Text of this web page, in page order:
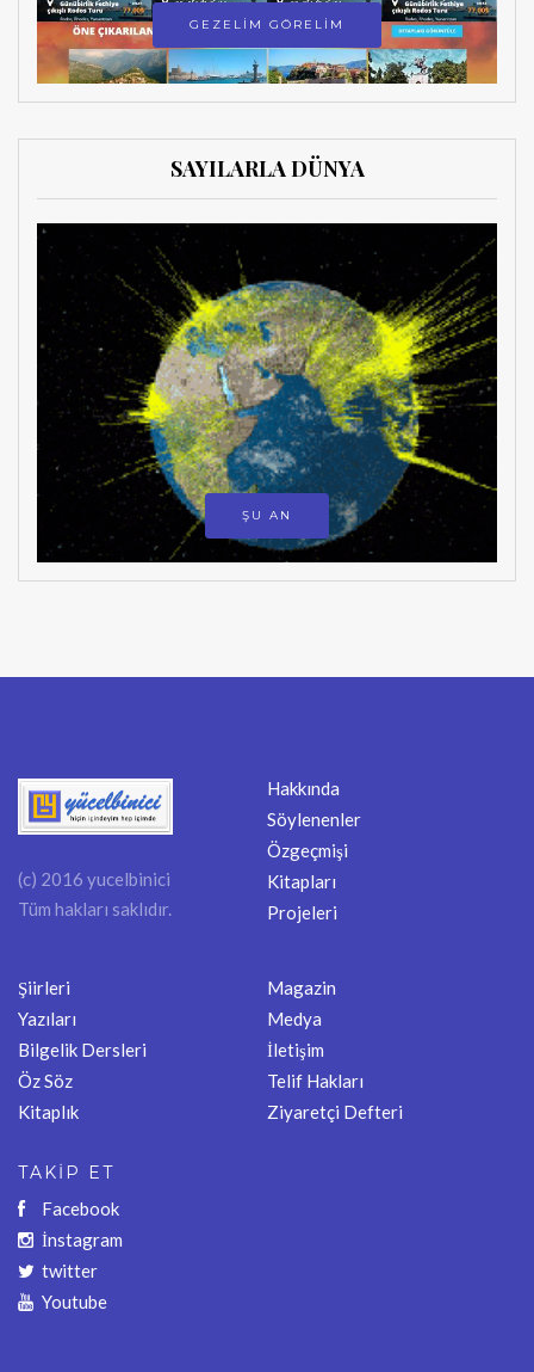
GEZELİM GÖRELİM
SAYILARLA DÜNYA
ŞU AN
(c) 2016 yucelbinici
Tüm hakları saklıdır.
Hakkında
Söylenenler
Özgeçmişi
Kitapları
Projeleri
Şiirleri
Yazıları
Bilgelik Dersleri
Öz Söz
Kitaplık
Magazin
Medya
İletişim
Telif Hakları
Ziyaretçi Defteri
TAKİP ET
Facebook
İnstagram
twitter
Youtube